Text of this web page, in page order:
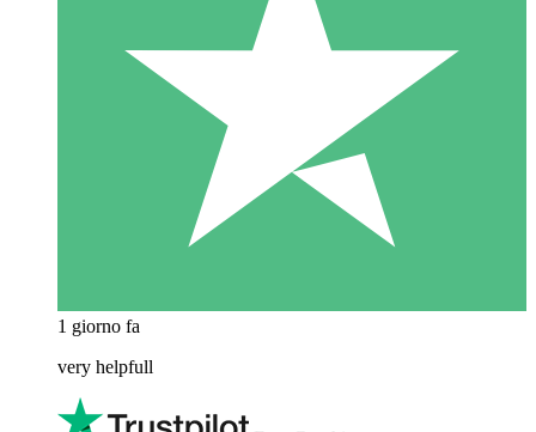
1 giorno fa
very helpfull